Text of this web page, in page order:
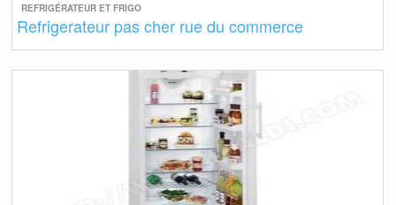
REFRIGÉRATEUR ET FRIGO
Refrigerateur pas cher rue du commerce